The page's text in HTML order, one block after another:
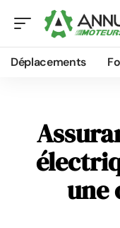
Déplacements
une